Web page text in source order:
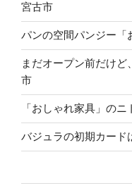
宮古市
パンの空間パンジー
まだオープン前だけ
市
「おしゃれ家具」の
バジュラの初期カード